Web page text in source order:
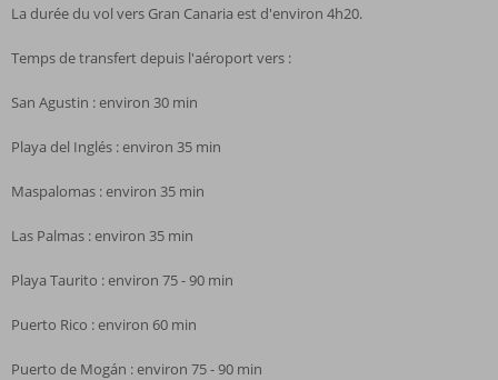
La durée du vol vers Gran Canaria est d'environ 4h20.
Temps de transfert depuis l'aéroport vers :
San Agustin : environ 30 min
Playa del Inglés : environ 35 min
Maspalomas : environ 35 min
Las Palmas : environ 35 min
Playa Taurito : environ 75 - 90 min
Puerto Rico : environ 60 min
Puerto de Mogán : environ 75 - 90 min